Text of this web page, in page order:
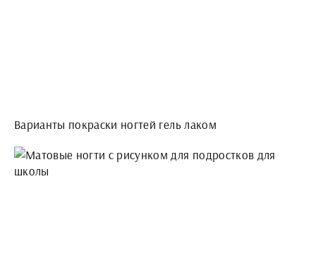
Варианты покраски ногтей гель лаком